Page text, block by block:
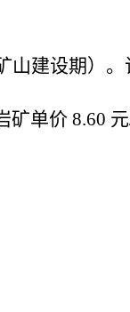
山建设期）。
矿单价 8.60 元